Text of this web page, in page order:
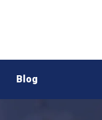
Blog